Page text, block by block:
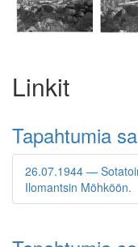
Linkit
Tapahtumia
26.07.1944 —
Ilomantsin Möhköön.